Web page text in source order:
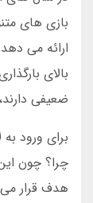
بازی های
ارائه می
بالای
ضعیفی
برای ورود
چرا؟ چون
هدف قرار